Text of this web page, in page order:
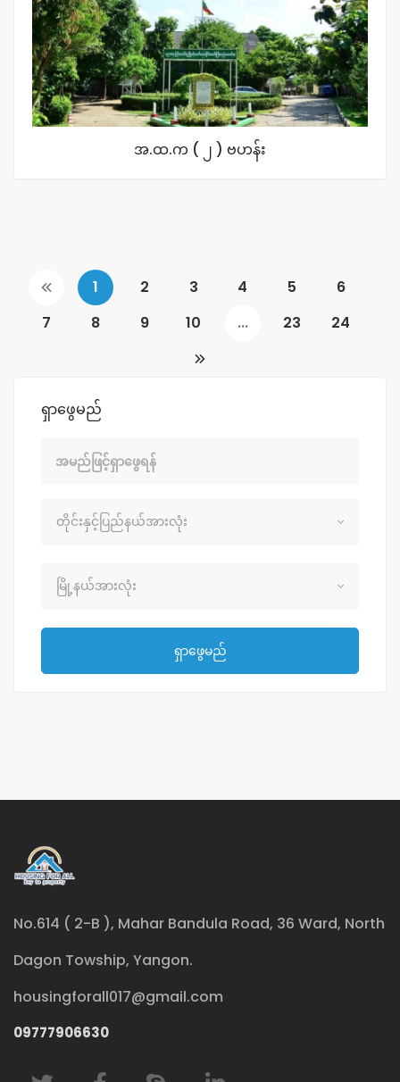
အ.ထ.က ( ၂ ) ဗဟန်း
1 2 3 4 5
6
7
8 9 10 ... 23 24
ရှာဖွေမည်
စာသားဖြင့်ရှာဖွေရန်
တိုင်းနှင့်ပြည်နယ်များ
တိုင်းနှင့်ပြည်နယ်အားလုံး
မြိုနယ်များ
မြို့နယ်အားလုံး
ရှာဖွေမည်
No.614 ( 2-B ), Mahar Bandula Road, 36 Ward, North
Dagon Towship, Yangon.
housingforall017@gmail.com
09777906630